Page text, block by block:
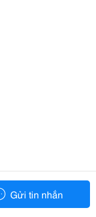
Gửi tin nhắn